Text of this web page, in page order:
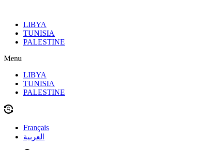
contenuLIBYA
TUNISIA
PALESTINE
Menu
LIBYA
TUNISIA
PALESTINE
Français
العربية